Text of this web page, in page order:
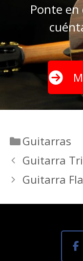
Ponte
Categorías
Guitarras
Guitarra
Guitarra